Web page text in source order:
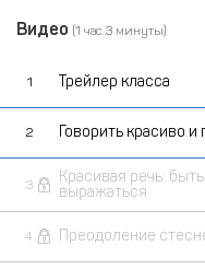
Видео (1 час 3 минуты)
1 Трейлер класса
2 Говорить красиво
3
Красивая речь:
выражаться
4 Преодоление